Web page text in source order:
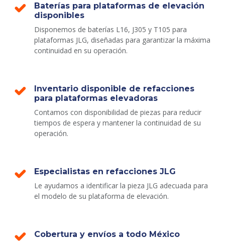
Baterías para plataformas de elevación
disponibles
Disponemos de baterías L16, J305 y T105 para
plataformas JLG, diseñadas para garantizar la máxima
continuidad en su operación.
Inventario disponible de refacciones
para plataformas elevadoras
Contamos con disponibilidad de piezas para reducir
tiempos de espera y mantener la continuidad de su
operación.
Especialistas en refacciones JLG
Le ayudamos a identificar la pieza JLG adecuada para
el modelo de su plataforma de elevación.
Cobertura y envíos a todo México